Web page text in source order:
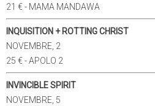
21 € - MAMA MANDAWA
INQUISITION + ROTTING CHRIST
NOVEMBRE, 2
25 € - APOLO 2
INVINCIBLE SPIRIT
NOVEMBRE, 5